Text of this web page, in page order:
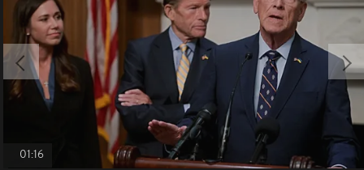
01:16